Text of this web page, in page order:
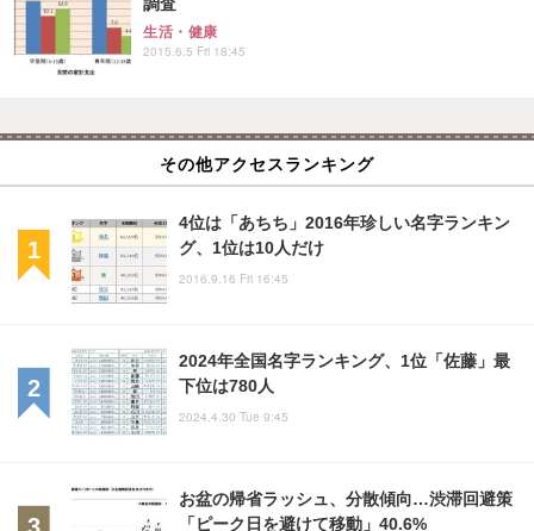
生活・健康
2015.6.5 Fri 18:45
その他アクセスランキング
4位は「あちち」2016年珍しい名字ランキン
グ、1位は10人だけ
2016.9.16 Fri 16:45
2024年全国名字ランキング、1位「佐藤」最
下位は780人
2024.4.30 Tue 9:45
お盆の帰省ラッシュ、分散傾向…渋滞回避策
「ピーク日を避けて移動」40.6%